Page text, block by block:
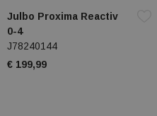
Julbo Proxima Reactiv
0-4
J78240144
€ 199,99